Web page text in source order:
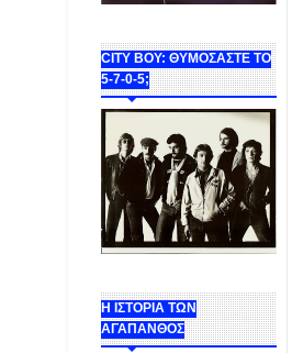
CITY BOY: ΘΥΜΟΣΑΣΤΕ ΤΟ
5-7-0-5;
Η ΙΣΤΟΡΙΑ ΤΩΝ
ΑΓΑΠΑΝΘΟΣ